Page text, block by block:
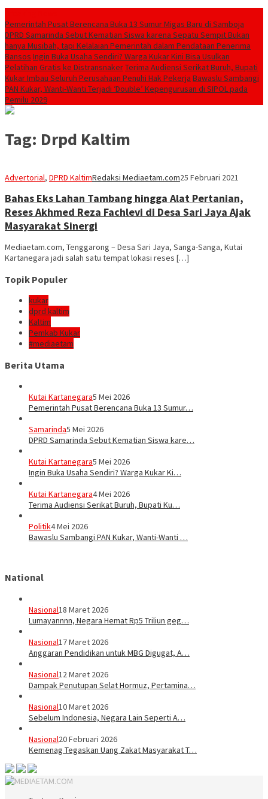
Pemerintah Pusat Berencana Buka 13 Sumur Migas Baru di Samboja
DPRD Samarinda Sebut Kematian Siswa karena Sepatu Sempit Bukan
hanya Musibah, tapi Kelalaian Pemerintah dalam Pendataan Penerima
Bansos Ingin Buka Usaha Sendiri? Warga Kukar Kini Bisa Usulkan
Pelatihan Gratis ke DistransnakerTerima Audiensi Serikat Buruh, Bupati
Kukar Imbau Seluruh Perusahaan Penuhi Hak Pekerja Bawaslu Sambangi
PAN Kukar, Wanti-Wanti Terjadi ‘Double’ Kepengurusan di SIPOL pada
Pemilu 2029
Tag: Drpd Kaltim
Advertorial, DPRD KaltimRedaksi Mediaetam.com25 Februari 2021
Bahas Eks Lahan Tambang hingga Alat Pertanian,
Reses Akhmed Reza Fachlevi di Desa Sari Jaya Ajak
Masyarakat Sinergi
Mediaetam.com, Tenggarong – Desa Sari Jaya, Sanga-Sanga, Kutai
Kartanegara jadi salah satu tempat lokasi reses […]
Topik Populer
kukar
dprd kaltim
Kaltim
Pemkab Kukar
#mediaetam
Berita Utama
Kutai Kartanegara5 Mei 2026
Pemerintah Pusat Berencana Buka 13 Sumur…
Samarinda5 Mei 2026
DPRD Samarinda Sebut Kematian Siswa kare…
Kutai Kartanegara5 Mei 2026
Ingin Buka Usaha Sendiri? Warga Kukar Ki…
Kutai Kartanegara4 Mei 2026
Terima Audiensi Serikat Buruh, Bupati Ku…
Politik4 Mei 2026
Bawaslu Sambangi PAN Kukar, Wanti-Wanti …
National
Nasional18 Maret 2026
Lumayannnn, Negara Hemat Rp5 Triliun geg…
Nasional17 Maret 2026
Anggaran Pendidikan untuk MBG Digugat, A…
Nasional12 Maret 2026
Dampak Penutupan Selat Hormuz, Pertamina…
Nasional10 Maret 2026
Sebelum Indonesia, Negara Lain Seperti A…
Nasional20 Februari 2026
Kemenag Tegaskan Uang Zakat Masyarakat T…